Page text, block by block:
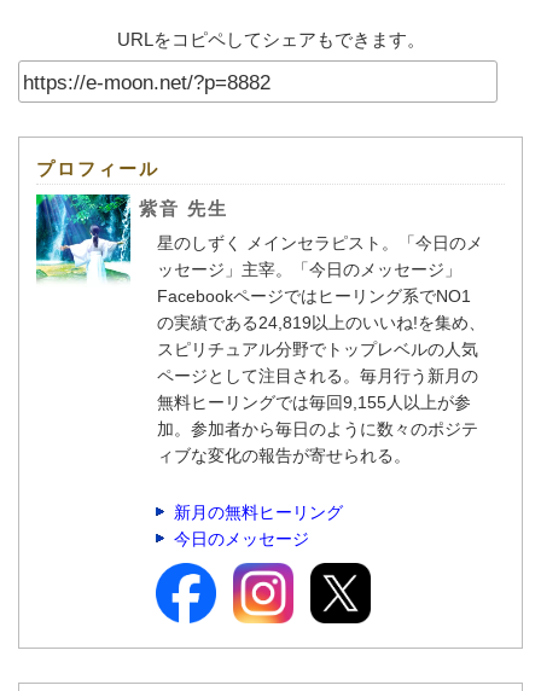
URLをコピペしてシェアもできます。
プロフィール
紫音 先生
星のしずく メインセラピスト。「今日のメ
ッセージ」主宰。「今日のメッセージ」
Facebookページではヒーリング系でNO1
の実績である24,819以上のいいね!を集め、
スピリチュアル分野でトップレベルの人気
ページとして注目される。毎月行う新月の
無料ヒーリングでは毎回9,155人以上が参
加。参加者から毎日のように数々のポジテ
ィブな変化の報告が寄せられる。
新月の無料ヒーリング
今日のメッセージ